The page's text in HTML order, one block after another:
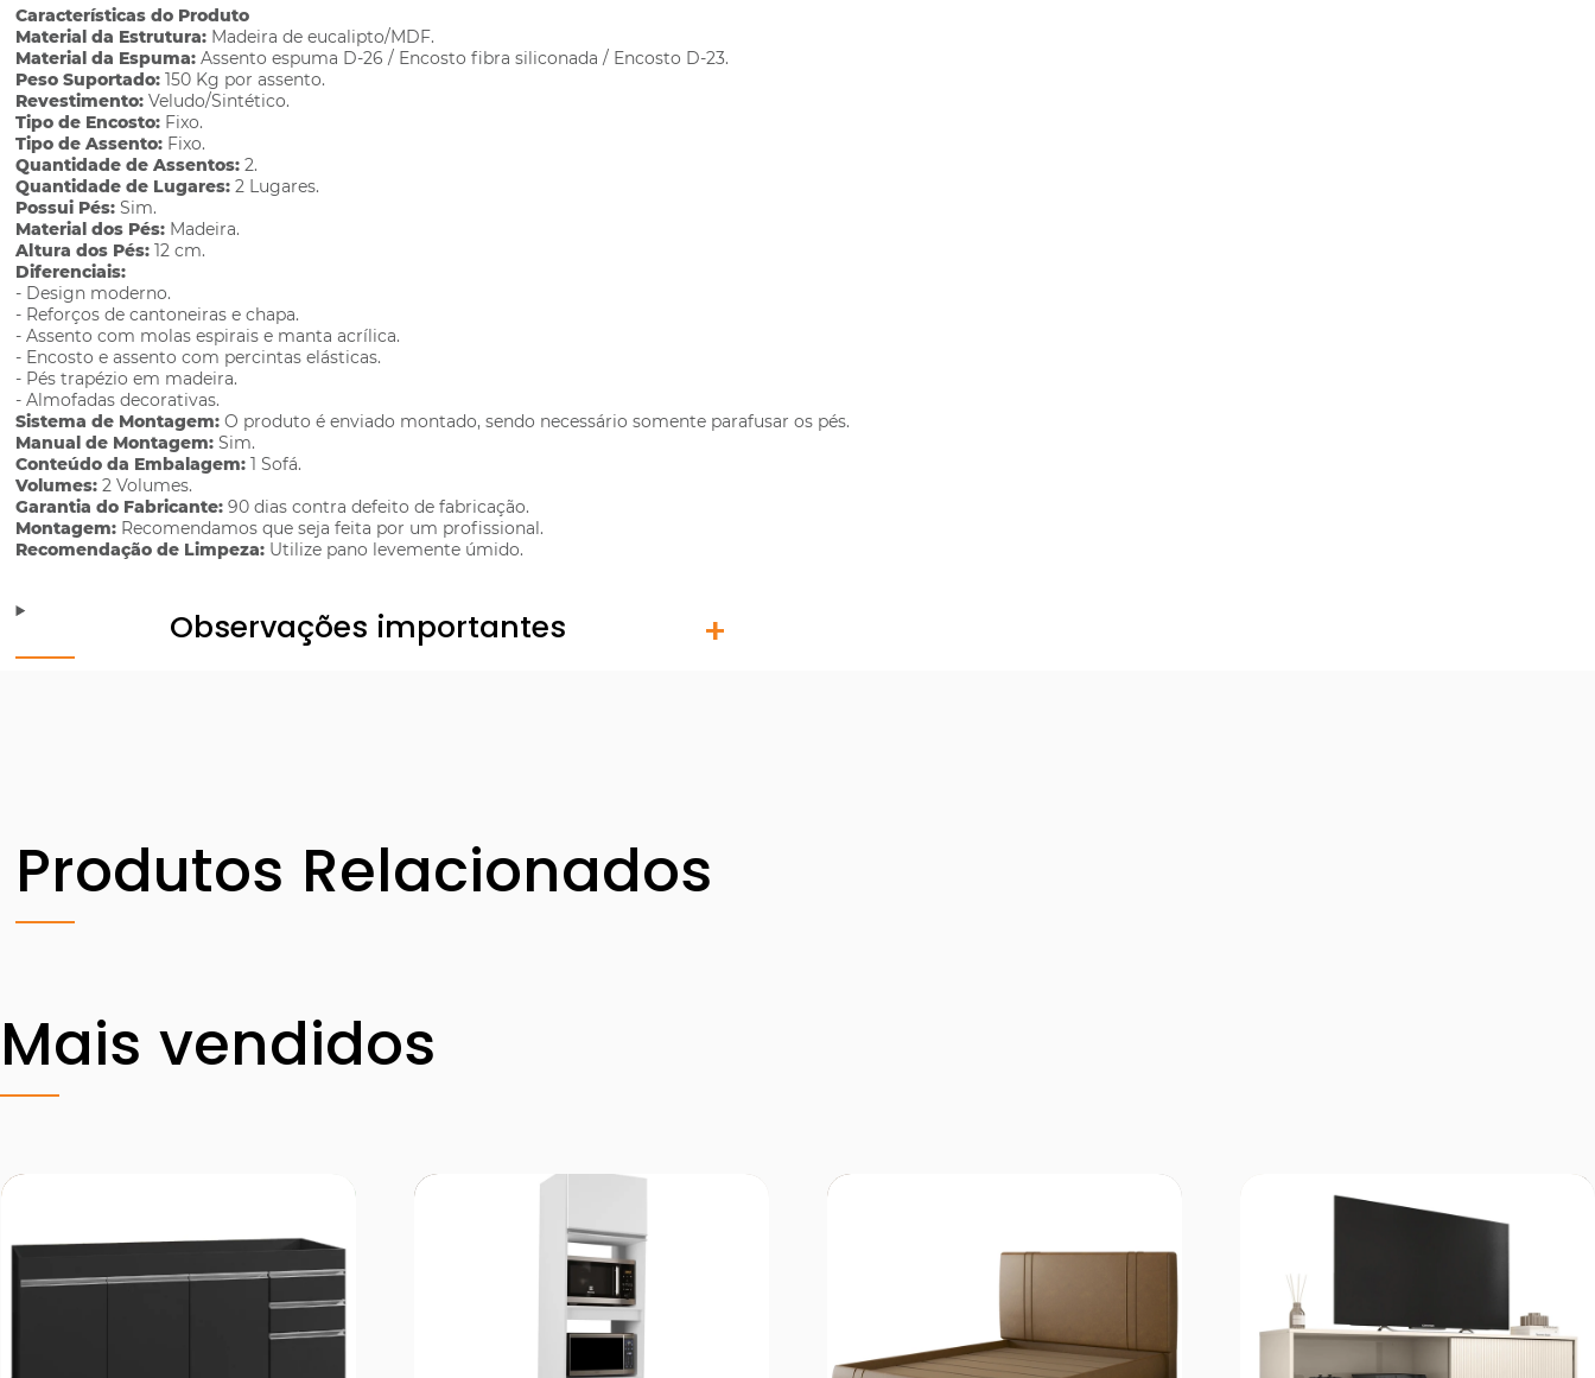
Características do Produto
Material da Estrutura: Madeira de eucalipto/MDF.
Material da Espuma: Assento espuma D-26 / Encosto fibra siliconada / Encosto D-23.
Peso Suportado: 150 Kg por assento.
Revestimento: Veludo/Sintético.
Tipo de Encosto: Fixo.
Tipo de Assento: Fixo.
Quantidade de Assentos: 2.
Quantidade de Lugares: 2 Lugares.
Possui Pés: Sim.
Material dos Pés: Madeira.
Altura dos Pés: 12 cm.
Diferenciais:
- Design moderno.
- Reforços de cantoneiras e chapa.
- Assento com molas espirais e manta acrílica.
- Encosto e assento com percintas elásticas.
- Pés trapézio em madeira.
- Almofadas decorativas.
Sistema de Montagem: O produto é enviado montado, sendo necessário somente parafusar os pés.
Manual de Montagem: Sim.
Conteúdo da Embalagem: 1 Sofá.
Volumes: 2 Volumes.
Garantia do Fabricante: 90 dias contra defeito de fabricação.
Montagem: Recomendamos que seja feita por um profissional.
Recomendação de Limpeza: Utilize pano levemente úmido.
Observações importantes
Produtos Relacionados
Mais vendidos